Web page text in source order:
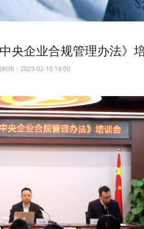
央企业合规管理办法》
间： 2023-02-10 18:00